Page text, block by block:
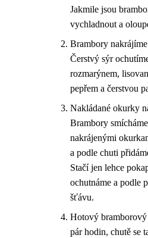
Jakmile jsou
vychladnout a
Brambory
Čerstvý sýr
rozmarýnem,
pepřem a čerstvou
Nakládané okurky
Brambory
nakrájenými
a podle chuti
Stačí jen lehce
ochutnáme a podle
šťávu.
Hotový bramborový
pár hodin, chutě se